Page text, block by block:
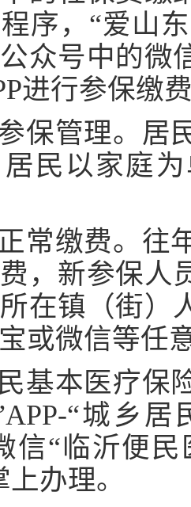
序，“爱山
众号中的微
进行参保缴
参保管理。
民以家庭
正常缴费。
，新参保人
在镇（街）
或微信等任
基本医疗保
“城乡
信“临沂便
办理。